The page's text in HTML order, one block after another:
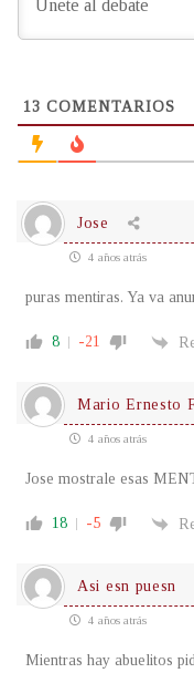
13 COMENTARIOS
Jose
4 años atrás
puras mentiras. Ya va
8 -21
Mario Ernesto
4 años atrás
Jose mostrale esas
18 -5
Asi esn puesn
4 años atrás
Mientras hay abuelitos